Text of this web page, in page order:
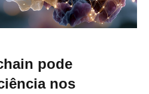
pode
nos